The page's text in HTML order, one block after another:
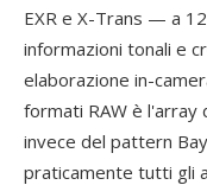
EXR e X-Trans — a
informazioni tonali e
elaborazione in-
formati RAW è l'array
invece del pattern
praticamente tutti gli